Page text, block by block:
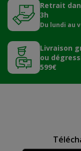
Retrait
3h
Du lundi au
Livraison
ou
599€